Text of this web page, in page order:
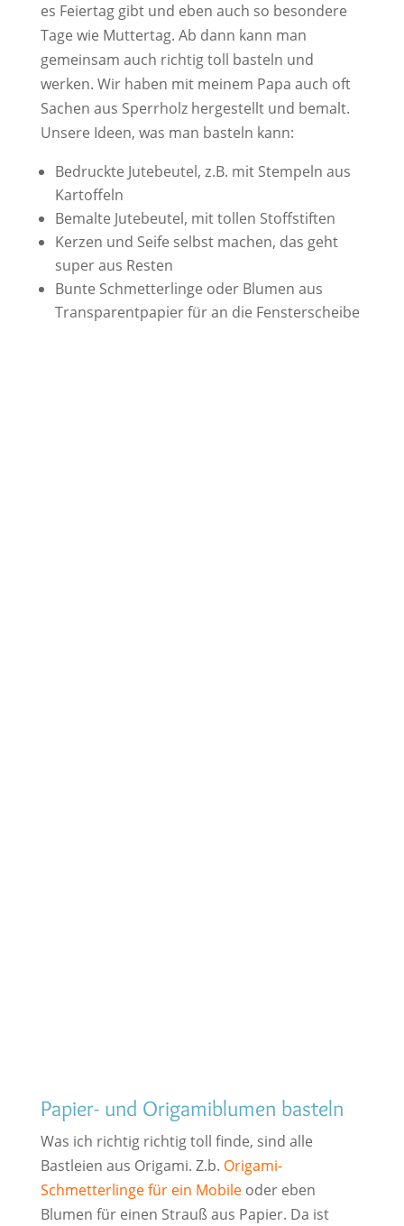
es Feiertag gibt und eben auch so besondere
Tage wie Muttertag. Ab dann kann man
gemeinsam auch richtig toll basteln und
werken. Wir haben mit meinem Papa auch oft
Sachen aus Sperrholz hergestellt und bemalt.
Unsere Ideen, was man basteln kann:
Bedruckte Jutebeutel, z.B. mit Stempeln aus
Kartoffeln
Bemalte Jutebeutel, mit tollen Stoffstiften
Kerzen und Seife selbst machen, das geht
super aus Resten
Bunte Schmetterlinge oder Blumen aus
Transparentpapier für an die Fensterscheibe
Papier- und Origamiblumen basteln
Was ich richtig richtig toll finde, sind alle
Bastleien aus Origami. Z.b. Origami-
Schmetterlinge für ein Mobile oder eben
Blumen für einen Strauß aus Papier. Da ist